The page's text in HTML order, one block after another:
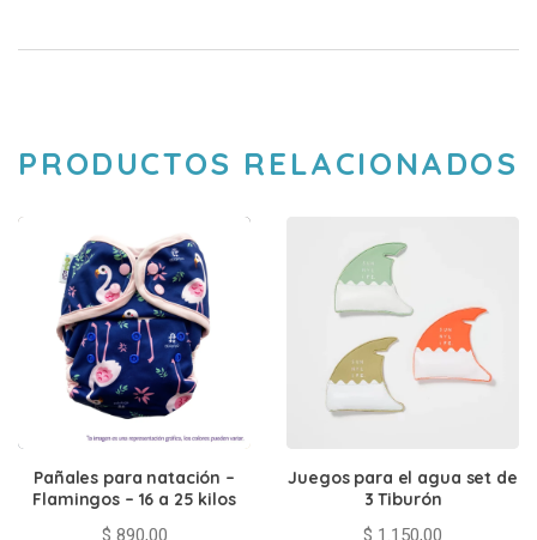
PRODUCTOS RELACIONADOS
Pañales para natación –
Flamingos – 16 a 25 kilos
$ 890,00
Juegos para el agua set de
3 Tiburón
$ 1.150,00